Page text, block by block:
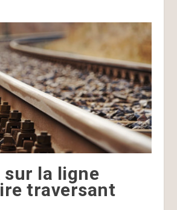
sur la ligne
traversant